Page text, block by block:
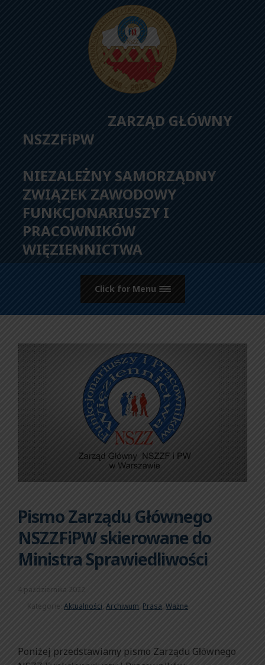
ZARZĄD GŁÓWNY
NSZZFiPW
NIEZALEŻNY SAMORZĄDNY
ZWIĄZEK ZAWODOWY
FUNKCJONARIUSZY I
PRACOWNIKÓW
WIĘZIENNICTWA
Click for Menu
Pismo Zarządu Głównego
NSZZFiPW skierowane do
Ministra Sprawiedliwości
4 października 2022
Kategorie: Aktualności, Archiwum, Prasa, Ważne
Poniżej przedstawiamy pismo Zarządu Głównego